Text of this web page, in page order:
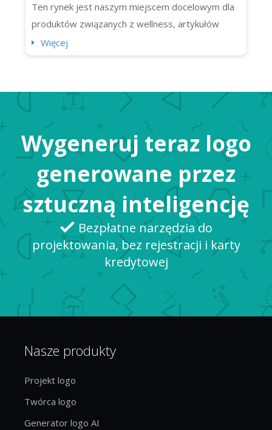
Ten rynek jest naszym miejscem docelowym dla
produktów związanych z wellness, artykułów
spożywczych, a nawet programów telewizyjnych!
miliona paczek? Możemy tu praktycznie (i
dosłownie) kupić wszystko,...
Więcej
Wygeneruj teraz logo
generowane przez
sztuczną inteligencję
Bezpłatne narzędzia do
projektowania, bez rejestracji i karty
kredytowej
Nasze produkty
Projekt logo
Twórca logo
Generator logo AI